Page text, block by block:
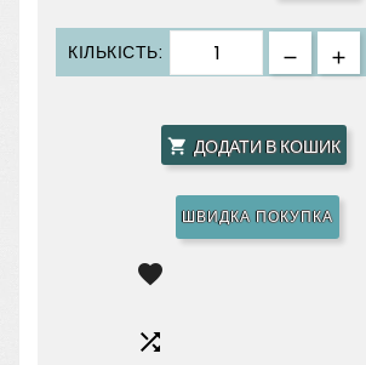
КІЛЬКІСТЬ:
 ДОДАТИ В КОШИК
ШВИДКА ПОКУПКА

